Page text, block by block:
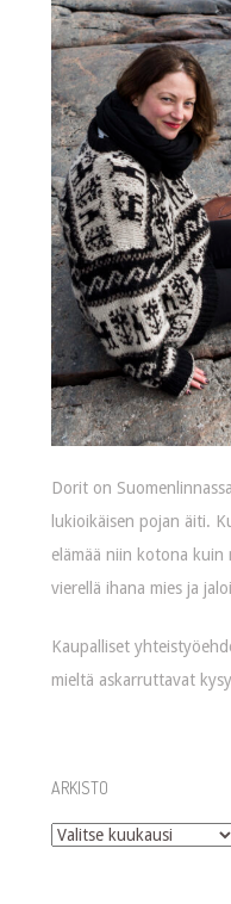
Dorit on
lukioikäisen pojan äiti.
elämää niin kotona kuin
vierellä ihana mies ja
Kaupalliset
mieltä askarruttavat
ARKISTO
Arkisto